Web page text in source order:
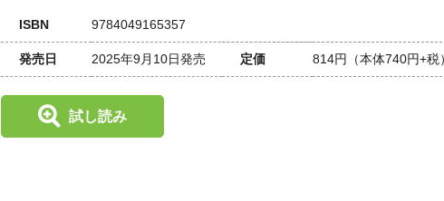
ISBN 9784049165357
発売日 2025年9月10日発売 定価 814円 （本体740円+税
試し読み